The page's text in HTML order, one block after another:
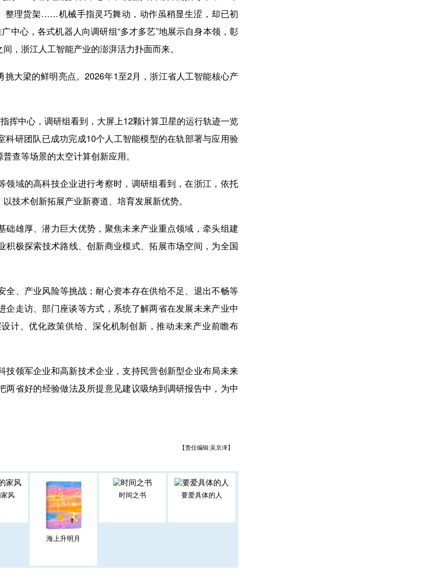
整理货架……机械手指灵巧舞动，动作虽稍显生涩，却已初
中心，各式机器人向调研组“多才多艺”地展示自身本领，彰
，浙江人工智能产业的澎湃活力扑面而来。
大梁的鲜明亮点。2026年1至2月，浙江省人工智能核心产
中心，调研组看到，大屏上12颗计算卫星的运行轨迹一览
科研团队已成功完成10个人工智能模型的在轨部署与应用验
查等场景的太空计算创新应用。
域的高科技企业进行考察时，调研组看到，在浙江，依托
技术创新拓展产业新赛道、培育发展新优势。
雄厚、潜力巨大优势，聚焦未来产业重点领域，牵头组建
极探索技术路线、创新商业模式、拓展市场空间，为全国
、产业风险等挑战；耐心资本存在供给不足、退出不畅等
走访、部门座谈等方式，系统了解两省在发展未来产业中
计、优化政策供给、深化机制创新，推动未来产业前瞻布
领军企业和高新技术企业，支持民营创新型企业布局未来
两省好的经验做法及所提意见建议吸纳到调研报告中，为中
【责任编辑:吴京泽】
风
海上升明月
时间之书 要爱具体的人